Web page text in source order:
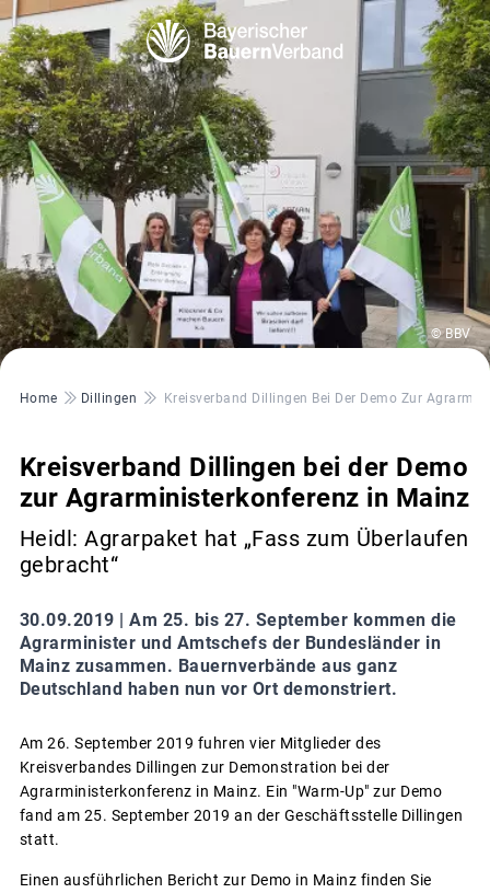
© BBV
Pfadnavigation
Home Dillingen Kreisverband Dillingen Bei Der Demo Zur
Kreisverband Dillingen bei der Demo
zur Agrarministerkonferenz in Mainz
Heidl: Agrarpaket hat „Fass zum Überlaufen
gebracht“
30.09.2019 | Am 25. bis 27. September kommen die
Agrarminister und Amtschefs der Bundesländer in
Mainz zusammen. Bauernverbände aus ganz
Deutschland haben nun vor Ort demonstriert.
Am 26. September 2019 fuhren vier Mitglieder des
Kreisverbandes Dillingen zur Demonstration bei der
Agrarministerkonferenz in Mainz. Ein "Warm-Up" zur Demo
fand am 25. September 2019 an der Geschäftsstelle Dillingen
statt.
Einen ausführlichen Bericht zur Demo in Mainz finden Sie